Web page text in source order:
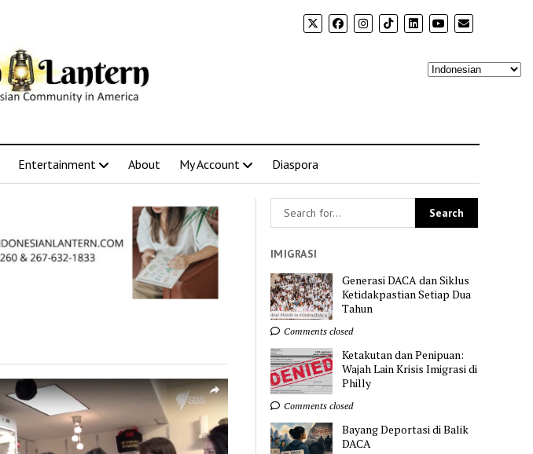
Entertainment About My Account Diaspora
IMIGRASI
Generasi DACA dan Siklus
Ketidakpastian Setiap Dua
Tahun
Comments closed
Ketakutan dan Penipuan:
Wajah Lain Krisis Imigrasi di
Philly
Comments closed
Bayang Deportasi di Balik
DACA